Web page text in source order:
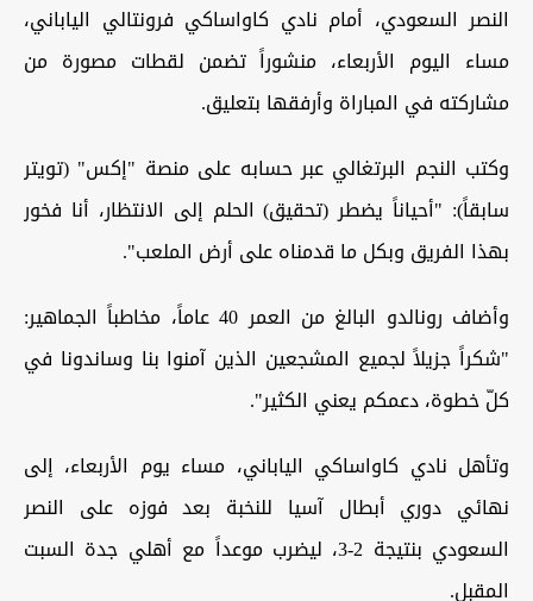
النصر السعودي، أمام نادي كاواساكي فرونتالي الياباني،
مساء اليوم الأربعاء، منشوراً تضمن لقطات مصورة من
مشاركته في المباراة وأرفقها بتعليق.
وكتب النجم البرتغالي عبر حسابه على منصة "إكس" (تويتر
سابقاً): "أحياناً يضطر (تحقيق) الحلم إلى الانتظار، أنا فخور
بهذا الفريق وبكل ما قدمناه على أرض الملعب".
وأضاف رونالدو البالغ من العمر 40 عاماً، مخاطباً الجماهير:
"شكراً جزيلاً لجميع المشجعين الذين آمنوا بنا وساندونا في
كلّ خطوة، دعمكم يعني الكثير".
وتأهل نادي كاواساكي الياباني، مساء يوم الأربعاء، إلى
نهائي دوري أبطال آسيا للنخبة بعد فوزه على النصر
السعودي بنتيجة 2-3، ليضرب موعداً مع أهلي جدة السبت
المقبل.